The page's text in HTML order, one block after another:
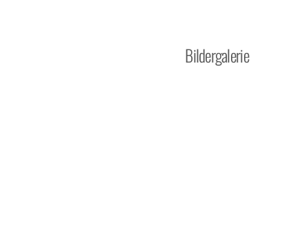
Bildergalerie